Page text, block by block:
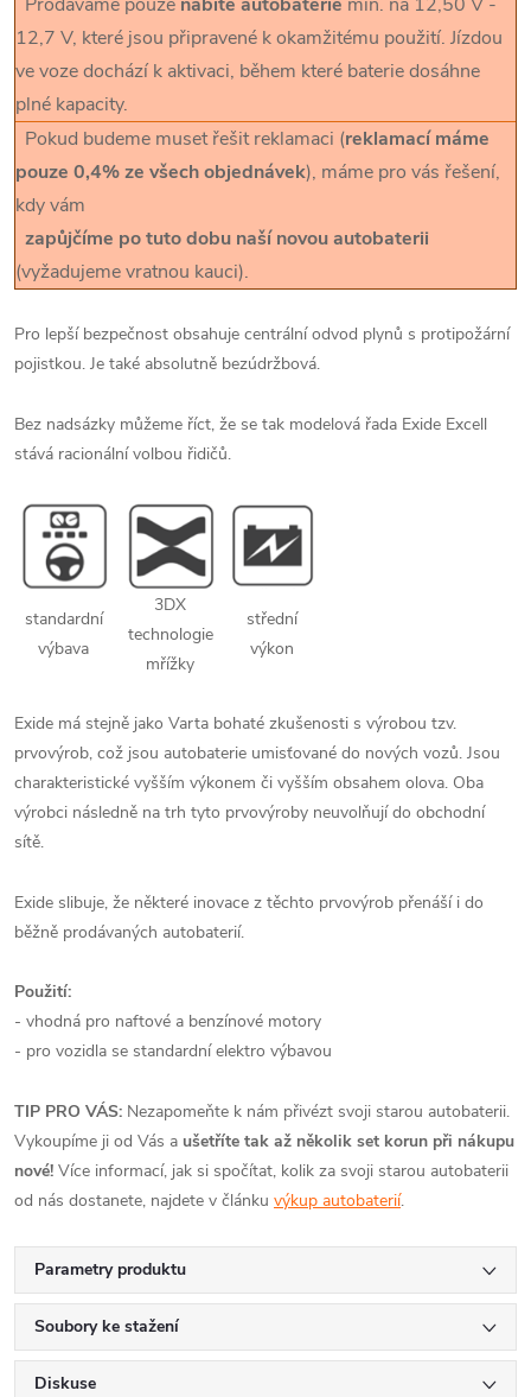
12,7 V, které jsou připravené k okamžitému použití. Jízdou
ve voze dochází k aktivaci, během které baterie dosáhne
plné kapacity.
Pokud budeme muset řešit reklamaci (reklamací máme
pouze 0,4% ze všech objednávek), máme pro vás řešení,
kdy vám
zapůjčíme po tuto dobu naší novou autobaterii
(vyžadujeme vratnou kauci).
Pro lepší bezpečnost obsahuje centrální odvod plynů s protipožární
pojistkou. Je také absolutně bezúdržbová.
Bez nadsázky můžeme říct, že se tak modelová řada Exide Excell
stává racionální volbou řidičů.
standardní
výbava
3DX
technologie
mřížky
střední
výkon
Exide má stejně jako Varta bohaté zkušenosti s výrobou tzv.
prvovýrob, což jsou autobaterie umisťované do nových vozů. Jsou
charakteristické vyšším výkonem či vyšším obsahem olova. Oba
výrobci následně na trh tyto prvovýroby neuvolňují do obchodní
sítě.
Exide slibuje, že některé inovace z těchto prvovýrob přenáší i do
běžně prodávaných autobaterií.
Použití:
- vhodná pro naftové a benzínové motory
- pro vozidla se standardní elektro výbavou
TIP PRO VÁS: Nezapomeňte k nám přivézt svoji starou autobaterii.
Vykoupíme ji od Vás a ušetříte tak až několik set korun při nákupu
nové! Více informací, jak si spočítat, kolik za svoji starou autobaterii
od nás dostanete, najdete v článku výkup autobaterií.
Parametry produktu
Soubory ke stažení
Diskuse